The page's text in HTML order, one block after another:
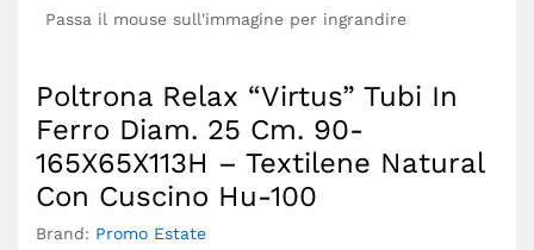
Passa il mouse sull'immagine per ingrandire
Poltrona Relax “Virtus” Tubi In
Ferro Diam. 25 Cm. 90-
165X65X113H – Textilene Natural
Con Cuscino Hu-100
Brand: Promo Estate